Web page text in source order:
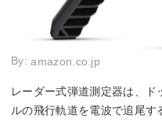
By:amazon.co.jp
レーダー式弾道測定器は、
ルの飛行軌道を電波で追尾